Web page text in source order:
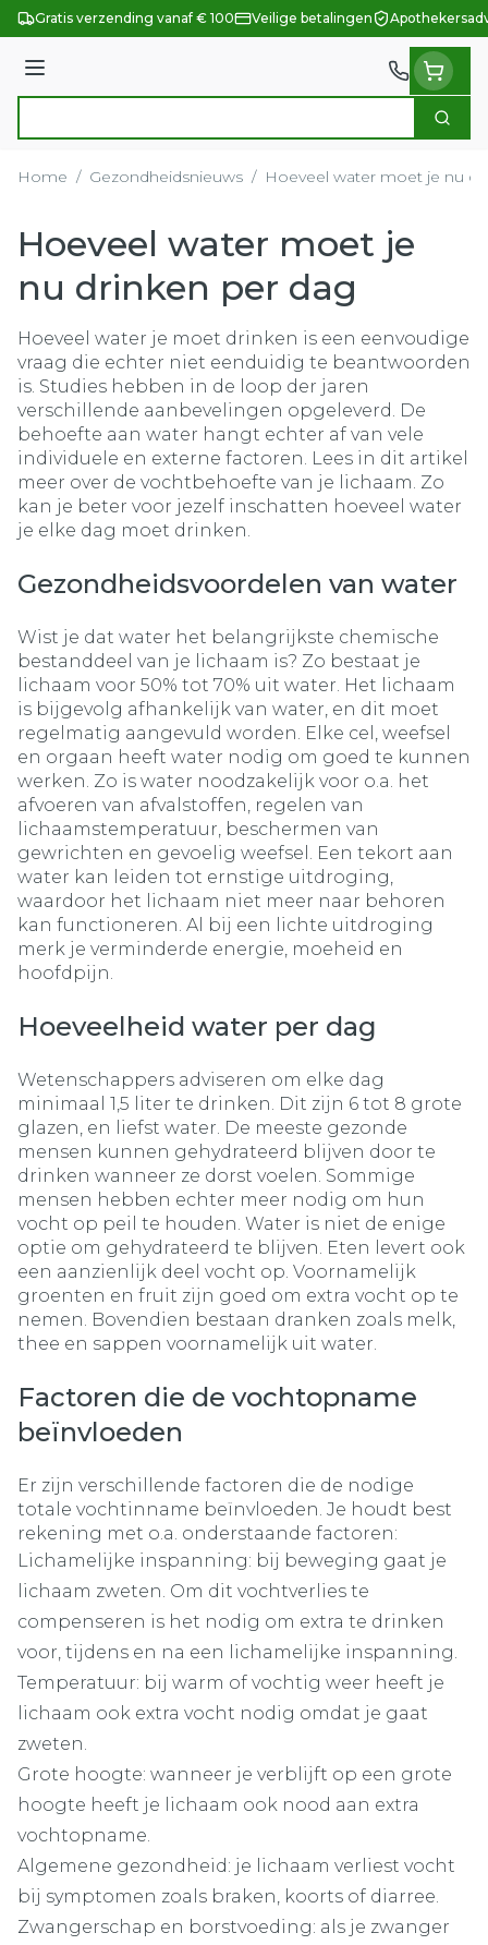
Ga naar de inhoud
Gratis verzending vanaf € 100 Veilige betalingen
Menu
Zoek
Home / Gezondheidsnieuws / Hoeveel water moet je nu
Hoeveel water moet je
nu drinken per dag
Hoeveel water je moet drinken is een eenvoudige
vraag die echter niet eenduidig te beantwoorden
is. Studies hebben in de loop der jaren
verschillende aanbevelingen opgeleverd. De
behoefte aan water hangt echter af van vele
individuele en externe factoren. Lees in dit artikel
meer over de vochtbehoefte van je lichaam. Zo
kan je beter voor jezelf inschatten hoeveel water
je elke dag moet drinken.
Gezondheidsvoordelen van water
Wist je dat water het belangrijkste chemische
bestanddeel van je lichaam is? Zo bestaat je
lichaam voor 50% tot 70% uit water. Het lichaam
is bijgevolg afhankelijk van water, en dit moet
regelmatig aangevuld worden. Elke cel, weefsel
en orgaan heeft water nodig om goed te kunnen
werken. Zo is water noodzakelijk voor o.a. het
afvoeren van afvalstoffen, regelen van
lichaamstemperatuur, beschermen van
gewrichten en gevoelig weefsel. Een tekort aan
water kan leiden tot ernstige uitdroging,
waardoor het lichaam niet meer naar behoren
kan functioneren. Al bij een lichte uitdroging
merk je verminderde energie, moeheid en
hoofdpijn.
Hoeveelheid water per dag
Wetenschappers adviseren om elke dag
minimaal 1,5 liter te drinken. Dit zijn 6 tot 8 grote
glazen, en liefst water. De meeste gezonde
mensen kunnen gehydrateerd blijven door te
drinken wanneer ze dorst voelen. Sommige
mensen hebben echter meer nodig om hun
vocht op peil te houden. Water is niet de enige
optie om gehydrateerd te blijven. Eten levert ook
een aanzienlijk deel vocht op. Voornamelijk
groenten en fruit zijn goed om extra vocht op te
nemen. Bovendien bestaan dranken zoals melk,
thee en sappen voornamelijk uit water.
Factoren die de vochtopname
beïnvloeden
Er zijn verschillende factoren die de nodige
totale vochtinname beïnvloeden. Je houdt best
rekening met o.a. onderstaande factoren:
Lichamelijke inspanning: bij beweging gaat je
lichaam zweten. Om dit vochtverlies te
compenseren is het nodig om extra te drinken
voor, tijdens en na een lichamelijke inspanning.
Temperatuur: bij warm of vochtig weer heeft je
lichaam ook extra vocht nodig omdat je gaat
zweten.
Grote hoogte: wanneer je verblijft op een grote
hoogte heeft je lichaam ook nood aan extra
vochtopname.
Algemene gezondheid: je lichaam verliest vocht
bij symptomen zoals braken, koorts of diarree.
Zwangerschap en borstvoeding: als je zwanger